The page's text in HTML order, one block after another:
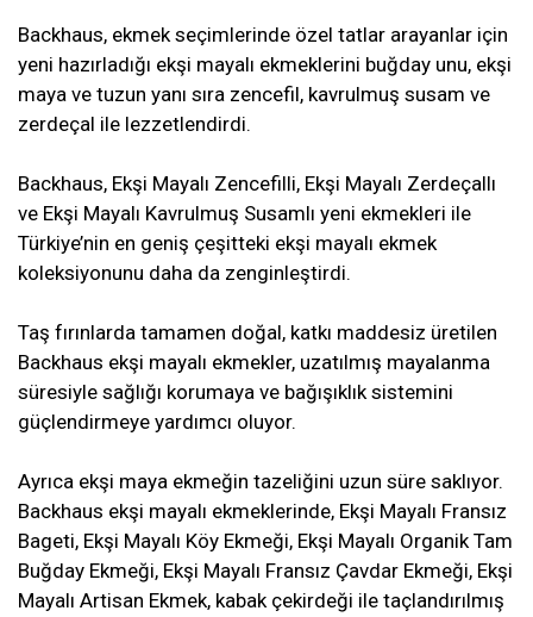
Backhaus, ekmek seçimlerinde özel tatlar arayanlar için
yeni hazırladığı ekşi mayalı ekmeklerini buğday unu, ekşi
maya ve tuzun yanı sıra zencefil, kavrulmuş susam ve
zerdeçal ile lezzetlendirdi.
Backhaus, Ekşi Mayalı Zencefilli, Ekşi Mayalı Zerdeçallı
ve Ekşi Mayalı Kavrulmuş Susamlı yeni ekmekleri ile
Türkiye’nin en geniş çeşitteki ekşi mayalı ekmek
koleksiyonunu daha da zenginleştirdi.
Taş fırınlarda tamamen doğal, katkı maddesiz üretilen
Backhaus ekşi mayalı ekmekler, uzatılmış mayalanma
süresiyle sağlığı korumaya ve bağışıklık sistemini
güçlendirmeye yardımcı oluyor.
Ayrıca ekşi maya ekmeğin tazeliğini uzun süre saklıyor.
Backhaus ekşi mayalı ekmeklerinde, Ekşi Mayalı Fransız
Bageti, Ekşi Mayalı Köy Ekmeği, Ekşi Mayalı Organik Tam
Buğday Ekmeği, Ekşi Mayalı Fransız Çavdar Ekmeği, Ekşi
Mayalı Artisan Ekmek, kabak çekirdeği ile taçlandırılmış